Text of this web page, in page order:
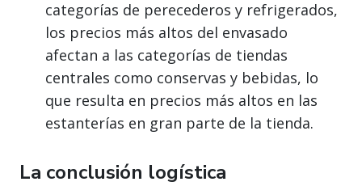
categorías de perecederos y refrigerados,
los precios más altos del envasado
afectan a las categorías de tiendas
centrales como conservas y bebidas, lo
que resulta en precios más altos en las
estanterías en gran parte de la tienda.
La conclusión logística